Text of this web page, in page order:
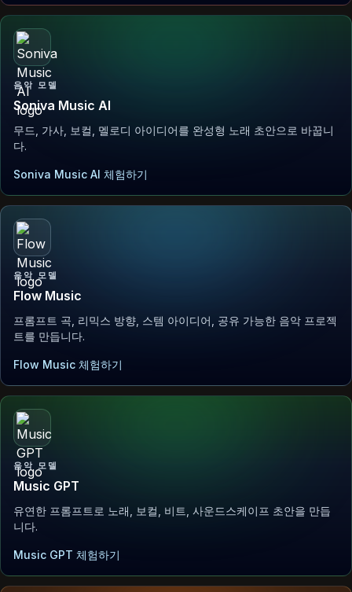
음악 모델
Soniva Music AI
무드, 가사, 보컬, 멜로디 아이디어를 완성형 노래 초안으로 바꿉니
다.
Soniva Music AI 체험하기
음악 모델
Flow Music
프롬프트 곡, 리믹스 방향, 스템 아이디어, 공유 가능한 음악 프로젝
트를 만듭니다.
Flow Music 체험하기
음악 모델
Music GPT
유연한 프롬프트로 노래, 보컬, 비트, 사운드스케이프 초안을 만듭
니다.
Music GPT 체험하기